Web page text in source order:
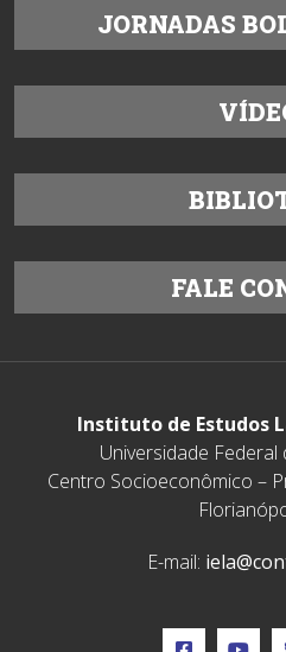
JORNADAS
FALE
Instituto de Estudos
Universidade Federal
Centro Socioeconômico –
E-mail: